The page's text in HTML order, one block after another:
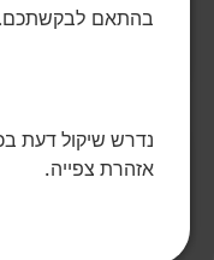
בהתאם לבקשתכם.
נדרש שיקול דעת
אזהרת צפייה.